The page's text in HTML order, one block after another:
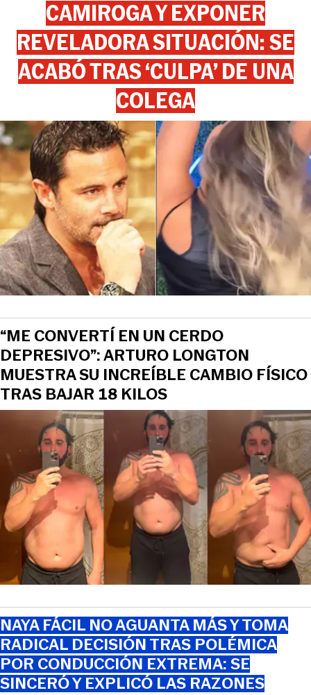
CAMIROGA Y EXPONER
REVELADORA SITUACIÓN: SE
ACABÓ TRAS ‘CULPA’ DE UNA
COLEGA
“ME CONVERTÍ EN UN CERDO
DEPRESIVO”: ARTURO LONGTON
MUESTRA SU INCREÍBLE CAMBIO FÍSICO
TRAS BAJAR 18 KILOS
NAYA FÁCIL NO AGUANTA MÁS Y TOMA
RADICAL DECISIÓN TRAS POLÉMICA
POR CONDUCCIÓN EXTREMA: SE
SINCERÓ Y EXPLICÓ LAS RAZONES